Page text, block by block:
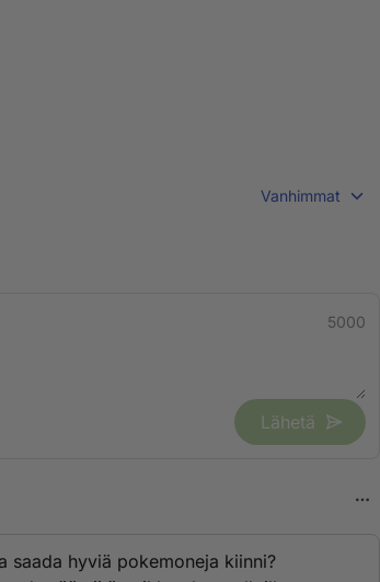
Vanhimmat
5000
Lähetä
saada hyviä pokemoneja kiinni?